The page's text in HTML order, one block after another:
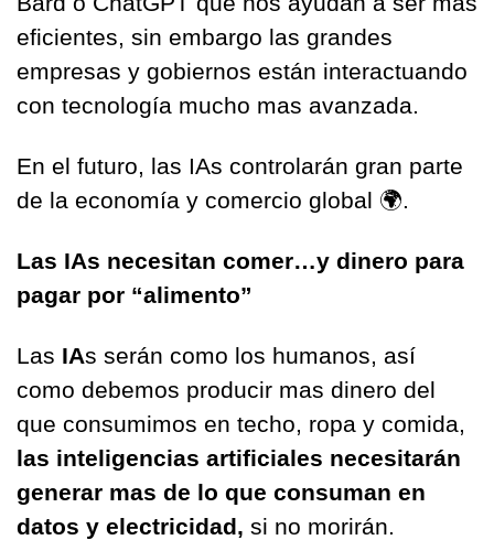
eficientes, sin embargo las grandes
empresas y gobiernos están interactuando
con tecnología mucho mas avanzada.
En el futuro, las IAs controlarán gran parte
de la economía y comercio global 🌍.
Las IAs necesitan comer…y dinero para
pagar por “alimento”
Las IAs serán como los humanos, así
como debemos producir mas dinero del
las inteligencias artificiales necesitarán
generar mas de lo que consuman en
datos y electricidad, si no morirán.